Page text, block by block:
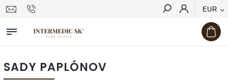
EUR
Hľadať
SADY PAPLÓNOV